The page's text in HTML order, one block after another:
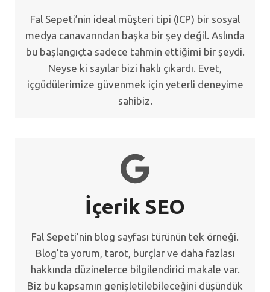
Fal Sepeti’nin ideal müşteri tipi (ICP) bir sosyal
medya canavarından başka bir şey değil. Aslında
bu başlangıçta sadece tahmin ettiğimi bir şeydi.
Neyse ki sayılar bizi haklı çıkardı. Evet,
içgüdülerimize güvenmek için yeterli deneyime
sahibiz.
İçerik SEO
Fal Sepeti’nin blog sayfası türünün tek örneği.
Blog’ta yorum, tarot, burçlar ve daha fazlası
hakkında düzinelerce bilgilendirici makale var.
Biz bu kapsamın genişletilebileceğini düşündük